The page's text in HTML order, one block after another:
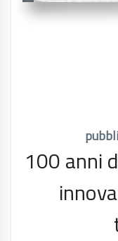
100 anni